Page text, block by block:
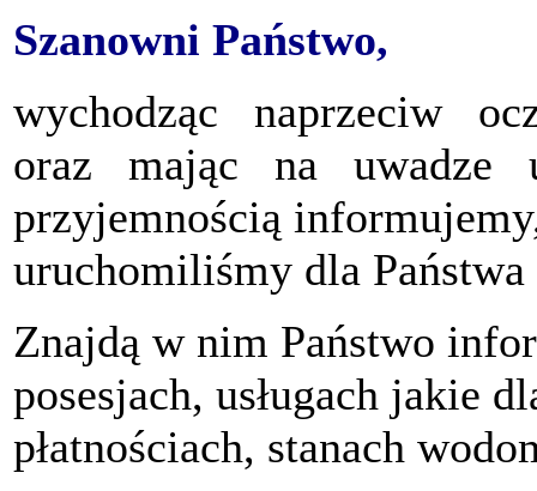
Szanowni Państwo,
wychodząc naprzeciw
oraz mając na uwadze
przyjemnością
uruchomiliśmy dla
Znajdą w nim Państwo
posesjach, usługach jakie
płatnościach, stanach